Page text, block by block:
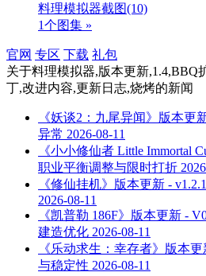
料理模拟器截图(10)
1个图集 »
官网 专区 下载 礼包
关于料理模拟器,版本更新,1.4,BBQ
丁,改进内容,更新日志,烧烤的新闻
《妖谈2：九尾异闻》版本更
异常 2026-08-11
《小小修仙者 Little Immortal
职业平衡调整与限时打折
《修仙挂机》版本更新 -
2026-08-11
《凯普勒 186F》版本更新 -
建造优化 2026-08-11
《乐动求生：幸存者》版本
与稳定性 2026-08-11